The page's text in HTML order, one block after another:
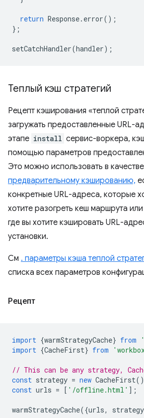
return Response. error();
};
setCatchHandler(handler);
Теплый кэш стратегий
Рецепт кэширования «теплой
загружать предоставленные URL-
этапе install сервис-воркера,
помощью параметров
Это можно использовать в
предварительному кэшированию,
конкретные URL-адреса, которые
хотите разогреть кеш маршрута
где вы хотите кэшировать URL-
установки.
См . параметры кэша теплой
списка всех параметров
Рецепт
import {warmStrategyCache} from
import {CacheFirst} from
// This can be any strategy,
const strategy = new CacheFirst
const urls = [ '/offline.html' ];
warmStrategyCache({urls, strategy